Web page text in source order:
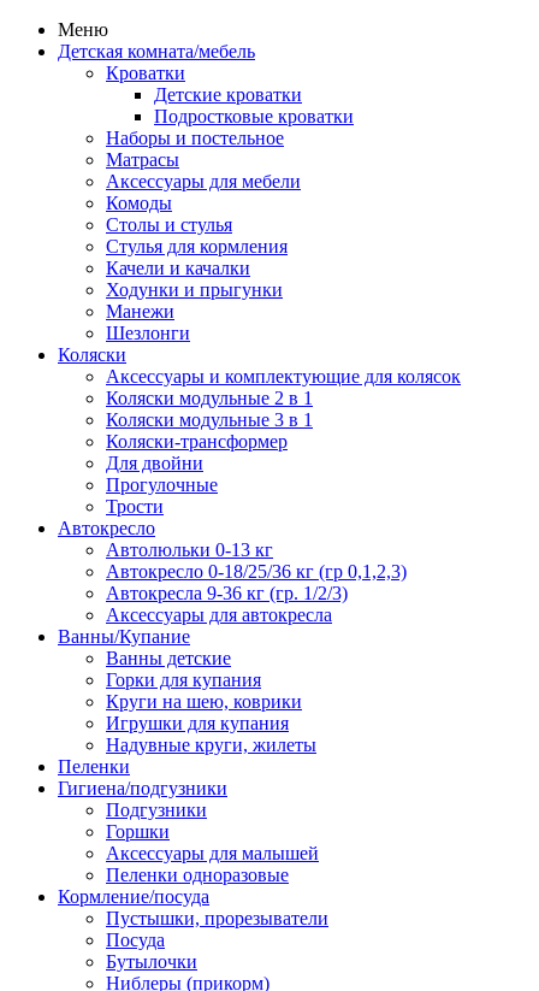
Меню
Детская комната/мебель
Кроватки
Детские кроватки
Подростковые кроватки
Наборы и постельное
Матрасы
Аксессуары для мебели
Комоды
Столы и стулья
Стулья для кормления
Качели и качалки
Ходунки и прыгунки
Манежи
Шезлонги
Коляски
Аксессуары и комплектующие для колясок
Коляски модульные 2 в 1
Коляски модульные 3 в 1
Коляски-трансформер
Для двойни
Прогулочные
Трости
Автокресло
Автолюльки 0-13 кг
Автокресло 0-18/25/36 кг (гр 0,1,2,3)
Автокресла 9-36 кг (гр. 1/2/3)
Аксессуары для автокресла
Ванны/Купание
Ванны детские
Горки для купания
Круги на шею, коврики
Игрушки для купания
Надувные круги, жилеты
Пеленки
Гигиена/подгузники
Подгузники
Горшки
Аксессуары для малышей
Пеленки одноразовые
Кормление/посуда
Пустышки, прорезыватели
Посуда
Бутылочки
Ниблеры (прикорм)